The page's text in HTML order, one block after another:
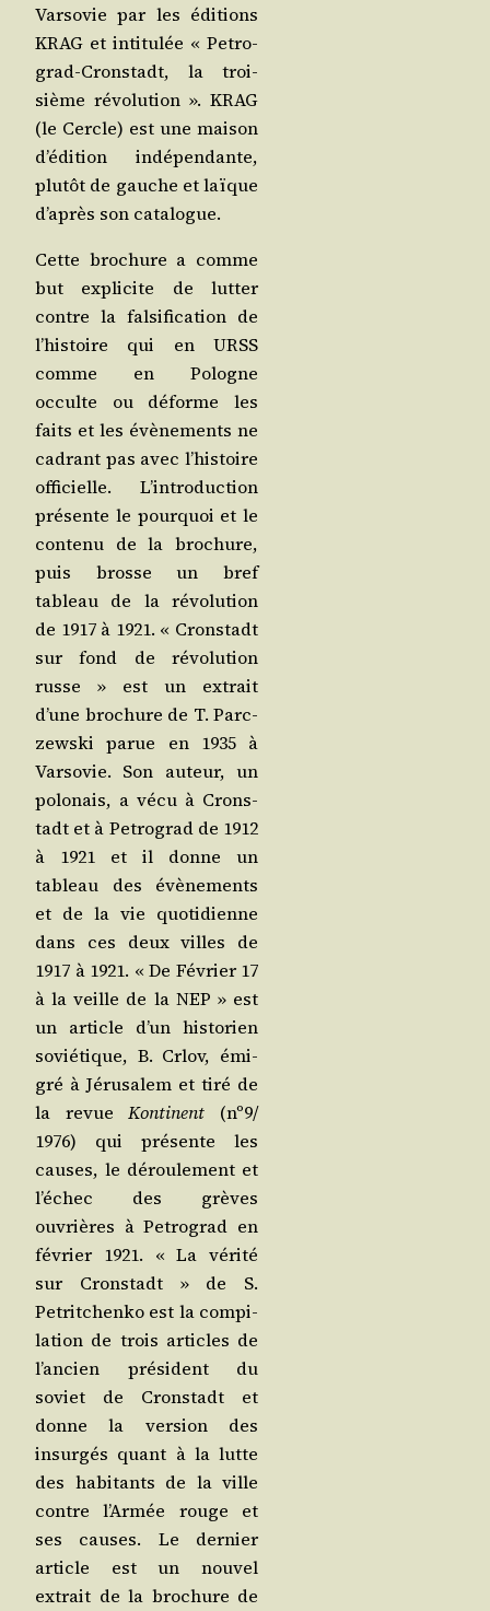
Var­so­vie par les édi­tions
KRAG et inti­tu­lée « Petro­
grad-Crons­tadt, la troi­
sième révo­lu­tion ». KRAG
(le Cercle) est une mai­son
d’é­di­tion indé­pen­dante,
plu­tôt de gauche et laïque
d’a­près son catalogue.
Cette bro­chure a comme
but expli­cite de lut­ter
contre la fal­si­fi­ca­tion de
l’his­toire qui en URSS
comme en Pologne
occulte ou déforme les
faits et les évè­ne­ments ne
cadrant pas avec l’his­toire
offi­cielle. L’in­tro­duc­tion
pré­sente le pour­quoi et le
conte­nu de la bro­chure,
puis brosse un bref
tableau de la révo­lu­tion
de 1917 à 1921. « Crons­tadt
sur fond de révo­lu­tion
russe » est un extrait
d’une bro­chure de T. Parc­
zews­ki parue en 1935 à
Var­so­vie. Son auteur, un
polo­nais, a vécu à Crons­
tadt et à Petro­grad de 1912
à 1921 et il donne un
tableau des évè­ne­ments
et de la vie quo­ti­dienne
dans ces deux villes de
1917 à 1921. « De Février 17
à la veille de la NEP » est
un article d’un his­to­rien
sovié­tique, B. Crlov, émi­
gré à Jéru­sa­lem et tiré de
la revueKon­tinent (nº9/​
1976) qui pré­sente les
causes, le dérou­le­ment et
l’é­chec des grèves
ouvrières à Petro­grad en
février 1921. « La véri­té
sur Crons­tadt » de S.
Petrit­chen­ko est la com­pi­
la­tion de trois articles de
l’an­cien pré­sident du
soviet de Crons­tadt et
donne la ver­sion des
insur­gés quant à la lutte
des habi­tants de la ville
contre l’Ar­mée rouge et
ses causes. Le der­nier
article est un nou­vel
extrait de la bro­chure de